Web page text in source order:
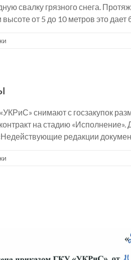
свалку грязного снега.
от 5 до 10 метров это дает
снимают с госзакупок
на стадию «Исполнение».
редакции